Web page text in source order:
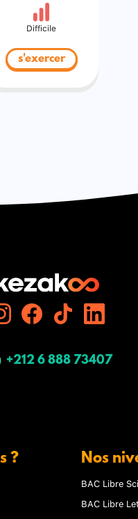
Difficile
s'exercer
+212 6 888 73407
? Nos
BAC Libre
BAC Libre